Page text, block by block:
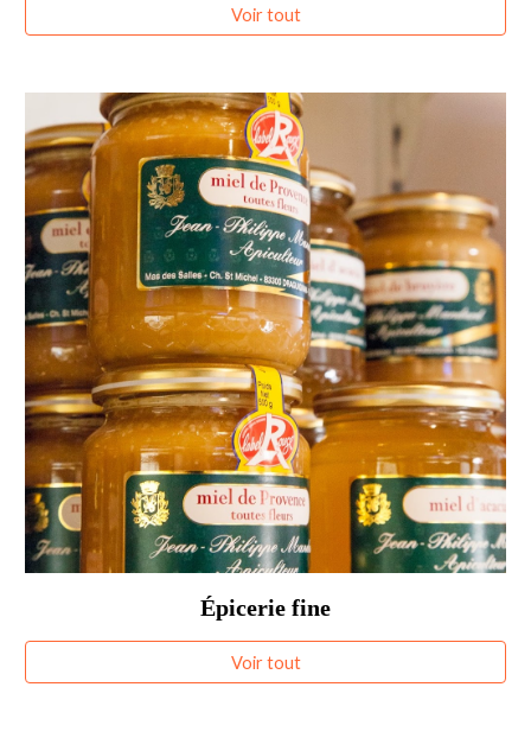
Voir tout
Épicerie fine
Voir tout